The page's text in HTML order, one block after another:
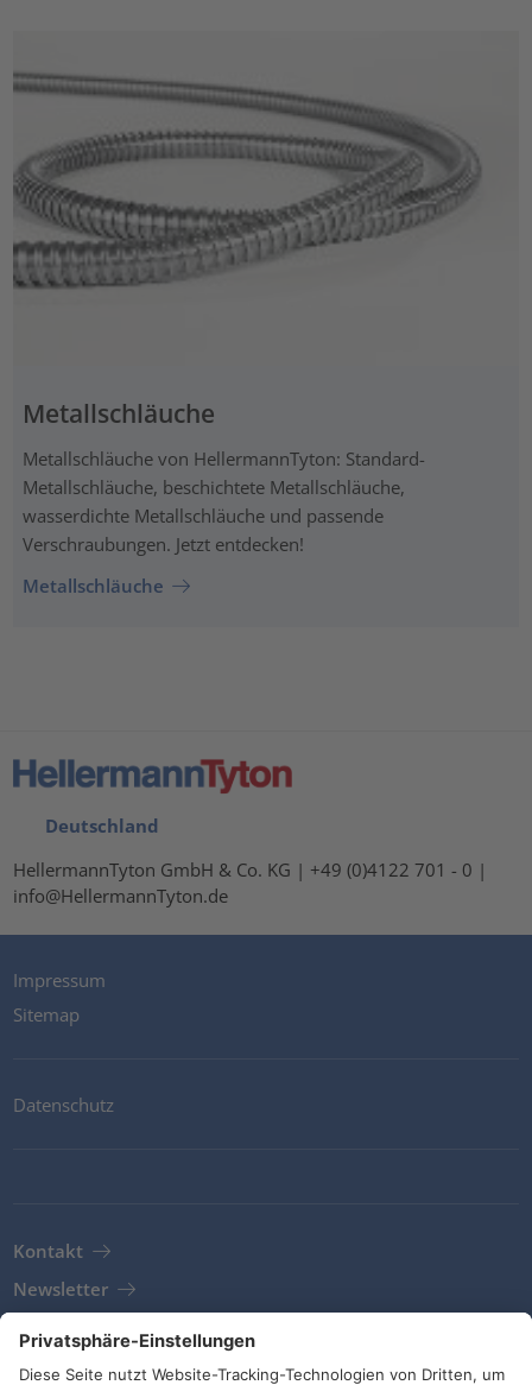
Metallschläuche
Metallschläuche von HellermannTyton: Standard-
Metallschläuche, beschichtete Metallschläuche,
wasserdichte Metallschläuche und passende
Verschraubungen. Jetzt entdecken!
Metallschläuche
Deutschland
HellermannTyton GmbH & Co. KG | +49 (0)4122 701 - 0 |
info@HellermannTyton.de
Impressum
Sitemap
Datenschutz
Kontakt
Newsletter
AGB